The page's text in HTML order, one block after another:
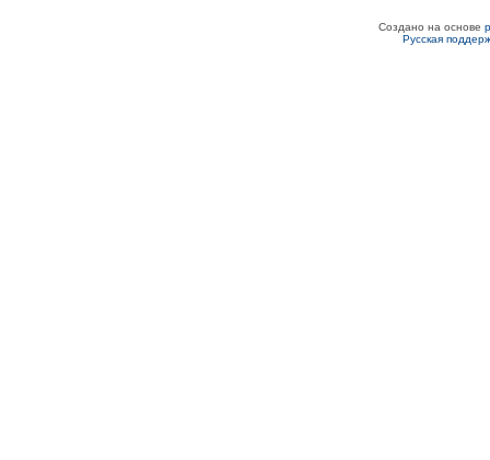
Создано на основе
Русская